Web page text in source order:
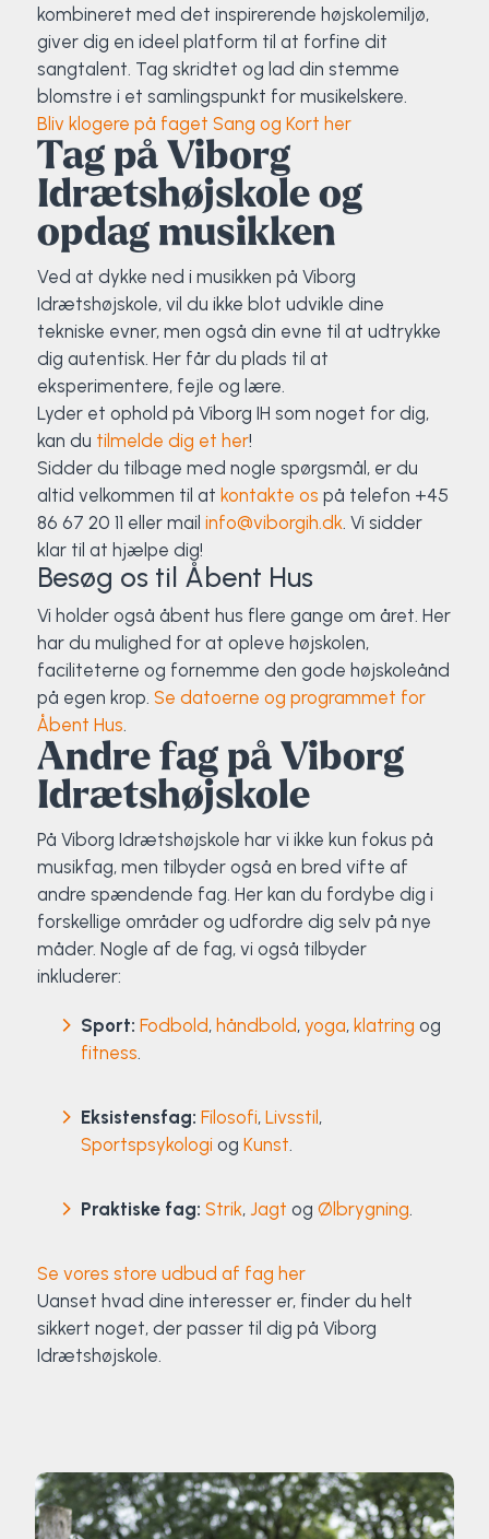
kombineret med det inspirerende højskolemiljø,
giver dig en ideel platform til at forfine dit
sangtalent. Tag skridtet og lad din stemme
blomstre i et samlingspunkt for musikelskere.
Bliv klogere på faget Sang og Kort her
Tag på Viborg
Idrætshøjskole og
opdag musikken
Ved at dykke ned i musikken på Viborg
Idrætshøjskole, vil du ikke blot udvikle dine
tekniske evner, men også din evne til at udtrykke
dig autentisk. Her får du plads til at
eksperimentere, fejle og lære.
Lyder et ophold på Viborg IH som noget for dig,
kan du tilmelde dig et her!
Sidder du tilbage med nogle spørgsmål, er du
altid velkommen til at kontakte os på telefon +45
86 67 20 11 eller mail info@viborgih.dk. Vi sidder
klar til at hjælpe dig!
Besøg os til Åbent Hus
Vi holder også åbent hus flere gange om året. Her
har du mulighed for at opleve højskolen,
faciliteterne og fornemme den gode højskoleånd
på egen krop. Se datoerne og programmet for
Åbent Hus.
Andre fag på Viborg
Idrætshøjskole
På Viborg Idrætshøjskole har vi ikke kun fokus på
musikfag, men tilbyder også en bred vifte af
andre spændende fag. Her kan du fordybe dig i
forskellige områder og udfordre dig selv på nye
måder. Nogle af de fag, vi også tilbyder
inkluderer:
Sport: Fodbold, håndbold, yoga, klatring og
fitness.
Eksistensfag: Filosofi, Livsstil ,
Sportspsykologiog Kunst.
Praktiske fag: Strik, Jagt og Ølbrygning.
Se vores store udbud af fag her
Uanset hvad dine interesser er, finder du helt
sikkert noget, der passer til dig på Viborg
Idrætshøjskole.